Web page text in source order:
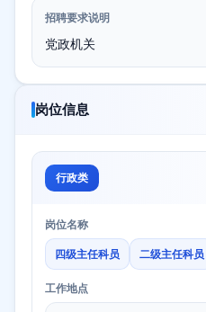
招聘要求说明
党政机关
岗位信息
行政类
岗位名称
四级主任科员 二级主任科员
工作地点